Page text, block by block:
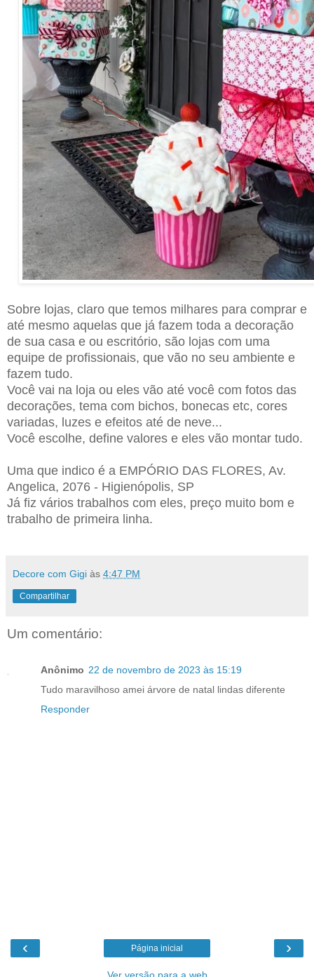
Sobre lojas, claro que temos milhares para comprar e
até mesmo aquelas que já fazem toda a decoração
de sua casa e ou escritório, são lojas com uma
equipe de profissionais, que vão no seu ambiente e
fazem tudo.
Você vai na loja ou eles vão até você com fotos das
decorações, tema com bichos, bonecas etc, cores
variadas, luzes e efeitos até de neve...
Você escolhe, define valores e eles vão montar tudo.
Uma que indico é a EMPÓRIO DAS FLORES, Av.
Angelica, 2076 - Higienópolis, SP
Já fiz vários trabalhos com eles, preço muito bom e
trabalho de primeira linha.
Decore com Gigi às 4:47 PM
Compartilhar
Um comentário:
Anônimo 22 de novembro de 2023 às 15:19
Tudo maravilhoso amei árvore de natal lindas diferente
Responder
‹ ›
Página inicial